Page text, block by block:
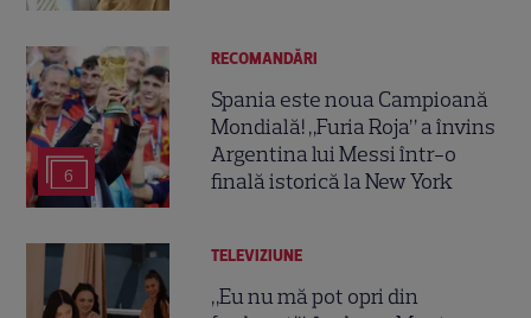
6
RECOMANDĂRI
Spania este noua Campioană
Mondială! „Furia Roja” a învins
Argentina lui Messi într-o
finală istorică la New York
TELEVIZIUNE
„Eu nu mă pot opri din